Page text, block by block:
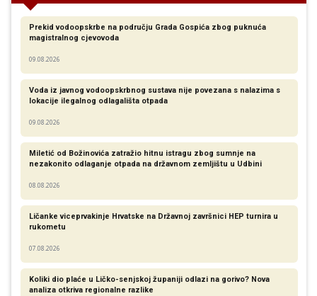
Prekid vodoopskrbe na području Grada Gospića zbog puknuća
magistralnog cjevovoda
09.08.2026
Voda iz javnog vodoopskrbnog sustava nije povezana s nalazima s
lokacije ilegalnog odlagališta otpada
09.08.2026
Miletić od Božinovića zatražio hitnu istragu zbog sumnje na
nezakonito odlaganje otpada na državnom zemljištu u Udbini
08.08.2026
Ličanke viceprvakinje Hrvatske na Državnoj završnici HEP turnira u
rukometu
07.08.2026
Koliki dio plaće u Ličko-senjskoj županiji odlazi na gorivo? Nova
analiza otkriva regionalne razlike​